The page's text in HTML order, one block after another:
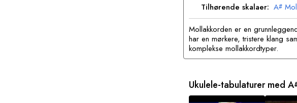
Tilhørende skalaer: A#
Mollakkorden er en
har en mørkere, tristere klang
komplekse mollakkordtyper.
Ukulele-tabulaturer med A